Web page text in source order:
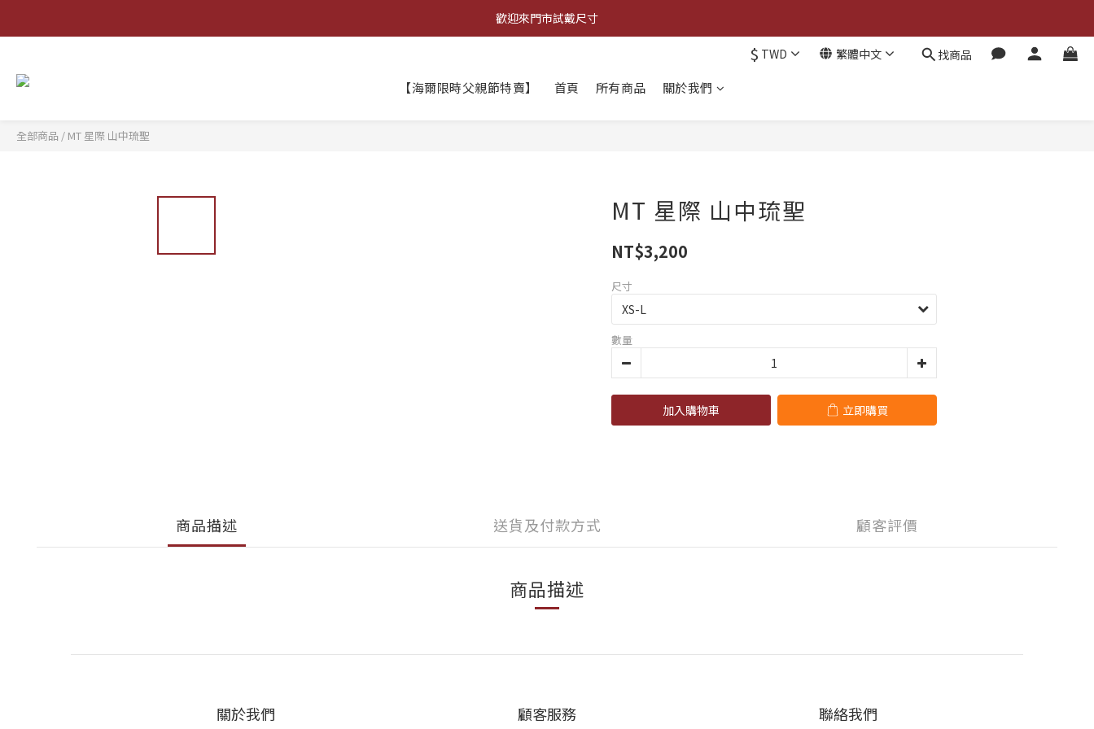
登錄會員 全店消費滿$𝟗𝟗𝟗，超商宅配取貨享免運優惠
歡迎來門市試戴尺寸
登錄會員 全店消費滿$𝟗𝟗𝟗，超商宅配取貨享免運優惠
$ TWD 繁體中文 找商品
【海爾限時父親節特賣】 首頁 所有商品 關於我們
全部商品 / MT 星際 山中琉聖
MT 星際 山中琉聖
NT$3,200
尺寸
數量
加入購物車 立即購買
商品描述 送貨及付款方式 顧客評價
商品描述
關於我們 顧客服務 聯絡我們